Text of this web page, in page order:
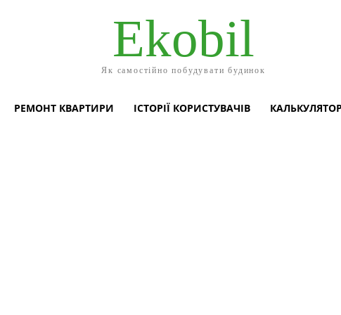
Ekobil
Як самостійно побудувати будинок
РЕМОНТ КВАРТИРИ ІСТОРІЇ КОРИСТУВАЧІВ